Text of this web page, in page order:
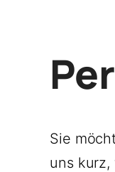
Sie
uns kurz,